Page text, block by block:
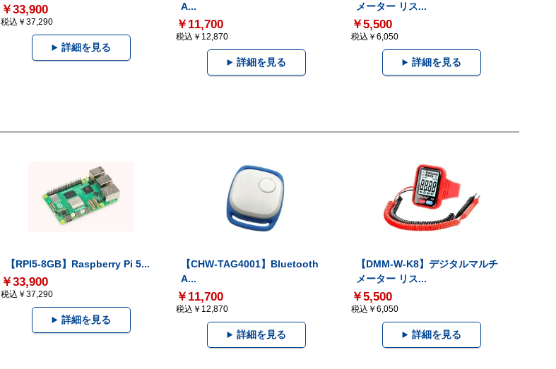
￥33,900
税込￥37,290
詳細を見る
A...
￥11,700
税込￥12,870
詳細を見る
メーター リス...
￥5,500
税込￥6,050
詳細を見る
【RPI5-8GB】Raspberry Pi 5...
￥33,900
税込￥37,290
詳細を見る
【CHW-TAG4001】Bluetooth
A...
￥11,700
税込￥12,870
詳細を見る
【DMM-W-K8】デジタルマルチ
メーター リス...
￥5,500
税込￥6,050
詳細を見る